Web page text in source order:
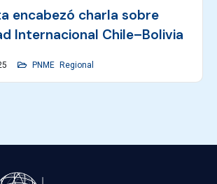
encabezó charla sobre
Internacional Chile–Bolivia
PNME Regional